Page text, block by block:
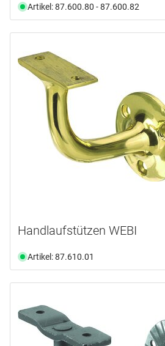
Artikel: 87.600.80 - 87.600.82
Handlaufstützen WEBI
Artikel: 87.610.01